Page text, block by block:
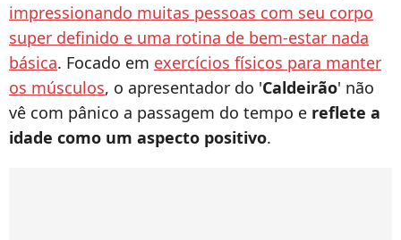
impressionando muitas pessoas com seu corpo
super definido e uma rotina de bem-estar nada
básica. Focado em exercícios físicos para manter
os músculos, o apresentador do 'Caldeirão' não
vê com pânico a passagem do tempo e reflete a
idade como um aspecto positivo.